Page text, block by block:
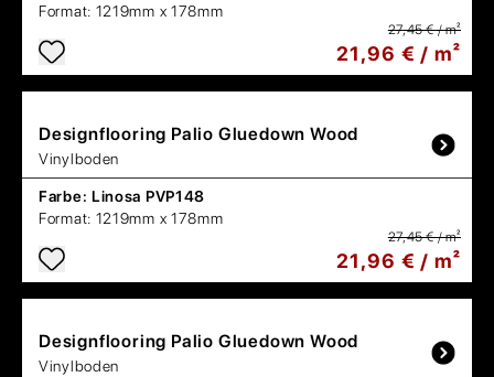
Format: 1219mm x 178mm
27,45 € / m²
21,96 € / m²
Designflooring Palio Gluedown Wood
Vinylboden
Farbe: Linosa PVP148
Format: 1219mm x 178mm
27,45 € / m²
21,96 € / m²
Designflooring Palio Gluedown Wood
Vinylboden